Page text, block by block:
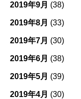
2019年9月 (38)
2019年8月 (33)
2019年7月 (30)
2019年6月 (38)
2019年5月 (39)
2019年4月 (30)